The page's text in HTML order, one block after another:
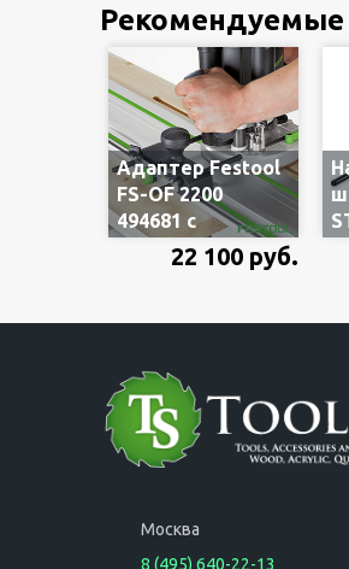
систейнере
Рекомендуемые
Адаптер Festool
FS-OF 2200
494681 с
системой точной
регулировки для
фрезера OF 2200
направляющую,
без штанг
22 100 руб.
Москва
8 (495) 640-22-13